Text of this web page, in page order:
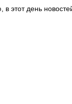
в этот день